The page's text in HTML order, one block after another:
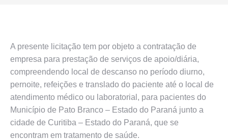
A presente licitação tem por objeto a contratação de
empresa para prestação de serviços de apoio/diária,
compreendendo local de descanso no período diurno,
pernoite, refeições e translado do paciente até o local de
atendimento médico ou laboratorial, para pacientes do
Município de Pato Branco – Estado do Paraná junto a
cidade de Curitiba – Estado do Paraná, que se
encontram em tratamento de saúde.